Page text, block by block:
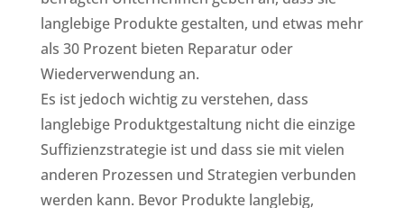
langlebige Produkte gestalten, und etwas mehr
als 30 Prozent bieten Reparatur oder
Wiederverwendung an.
Es ist jedoch wichtig zu verstehen, dass
langlebige Produktgestaltung nicht die einzige
Suffizienzstrategie ist und dass sie mit vielen
anderen Prozessen und Strategien verbunden
werden kann. Bevor Produkte langlebig,